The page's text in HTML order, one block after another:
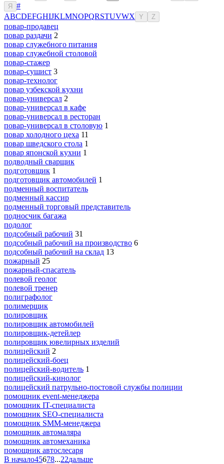
Я
#
ABCDEFGHIJKLMNOPQRSTUVWX Y Z
повар-продавец
повар раздачи 2
повар служебного питания
повар служебной столовой
повар-стажер
повар-сушист 3
повар-технолог
повар узбекской кухни
повар-универсал 2
повар-универсал в кафе
повар-универсал в ресторан
повар-универсал в столовую 1
повар холодного цеха 11
повар шведского стола 1
повар японской кухни 1
подводный сварщик
подготовщик 1
подготовщик автомобилей 1
подменный воспитатель
подменный кассир
подменный торговый представитель
подносчик багажа
подолог
подсобный рабочий 31
подсобный рабочий на производство 6
подсобный рабочий на склад 13
пожарный 25
пожарный-спасатель
полевой геолог
полевой тренер
полиграфолог
полимерщик
полировщик
полировщик автомобилей
полировщик-детейлер
полировщик ювелирных изделий
полицейский 2
полицейский-боец
полицейский-водитель 1
полицейский-кинолог
полицейский патрульно-постовой службы полиции
помощник event-менеджера
помощник IT-специалиста
помощник SEO-специалиста
помощник SMM-менеджера
помощник автомаляра
помощник автомеханика
помощник автослесаря
В начало45678...22дальше